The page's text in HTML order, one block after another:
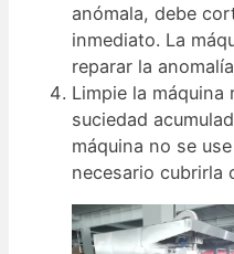
anómala, debe
inmediato. La
reparar la
Limpie la máquina
suciedad
máquina no se
necesario cubrirla